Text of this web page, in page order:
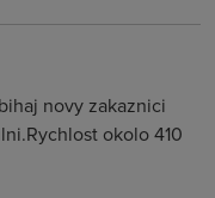
novy zakaznici
okolo 410